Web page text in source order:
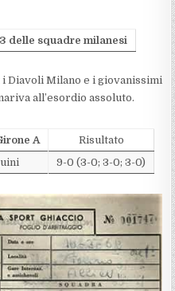
delle squadre milanesi
Diavoli Milano e i giovanissimi
all’esordio assoluto.
A
Risultato
9-0 (3-0; 3-0; 3-0)